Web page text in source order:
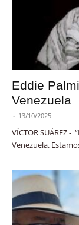
Eddie
Venezuela
- 13/10/2025
VÍCTOR SUÁREZ
Venezuela.